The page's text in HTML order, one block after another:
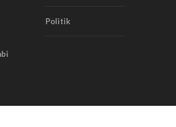
Politik